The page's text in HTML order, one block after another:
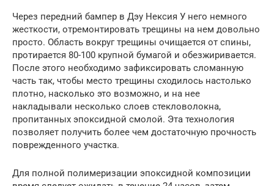
Через передний бампер в Дэу Нексия У него немного
жесткости, отремонтировать трещины на нем довольно
просто. Область вокруг трещины очищается от спины,
протирается 80-100 крупной бумагой и обезжиривается.
После этого необходимо зафиксировать сломанную
часть так, чтобы место трещины сходилось настолько
плотно, насколько это возможно, и на нее
накладывали несколько слоев стекловолокна,
пропитанных эпоксидной смолой. Эта технология
позволяет получить более чем достаточную прочность
поврежденного участка.
Для полной полимеризации эпоксидной композиции